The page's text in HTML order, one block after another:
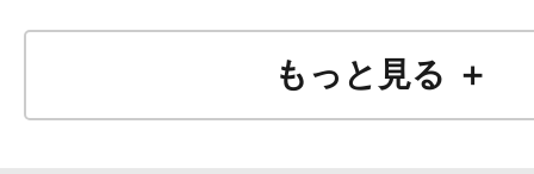
もっと見る ＋